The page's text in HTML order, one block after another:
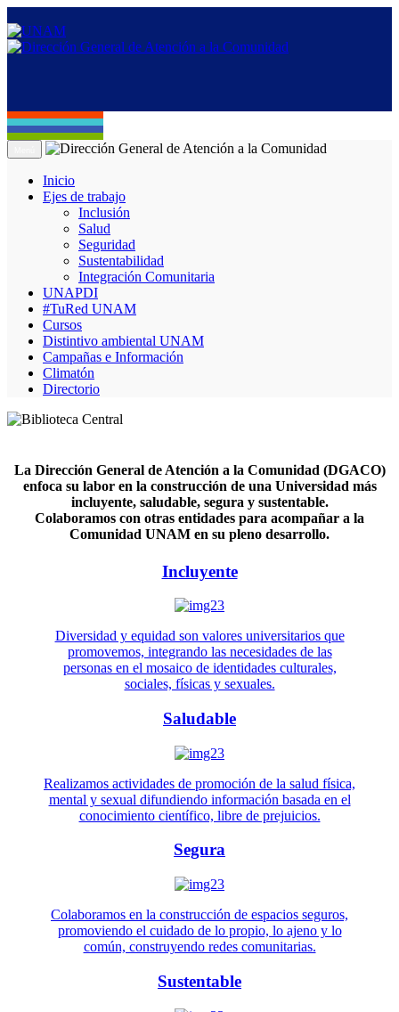
Inicio
Ejes de trabajo
Inclusión
Salud
Seguridad
Sustentabilidad
Integración Comunitaria
UNAPDI
#TuRed UNAM
Cursos
Distintivo ambiental UNAM
Campañas e Información
Climatón
Directorio
La Dirección General de Atención a la Comunidad (DGACO)
enfoca su labor en la construcción de una Universidad más
incluyente, saludable, segura y sustentable.
Colaboramos con otras entidades para acompañar a la
Comunidad UNAM en su pleno desarrollo.
Incluyente
Diversidad y equidad son valores universitarios que
promovemos, integrando las necesidades de las
personas en el mosaico de identidades culturales,
sociales, físicas y sexuales.
Saludable
Realizamos actividades de promoción de la salud física,
mental y sexual difundiendo información basada en el
conocimiento científico, libre de prejuicios.
Segura
Colaboramos en la construcción de espacios seguros,
promoviendo el cuidado de lo propio, lo ajeno y lo
común, construyendo redes comunitarias.
Sustentable